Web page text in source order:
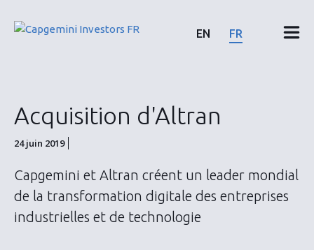
content
Calendrier & communiqués
Actionnaires
Actions & Obligations
EN FR
Acquisition d'Altran
24 juin 2019
Capgemini et Altran créent un leader mondial
de la transformation digitale des entreprises
industrielles et de technologie